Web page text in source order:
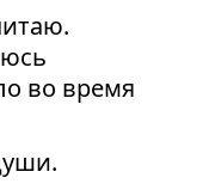
во время